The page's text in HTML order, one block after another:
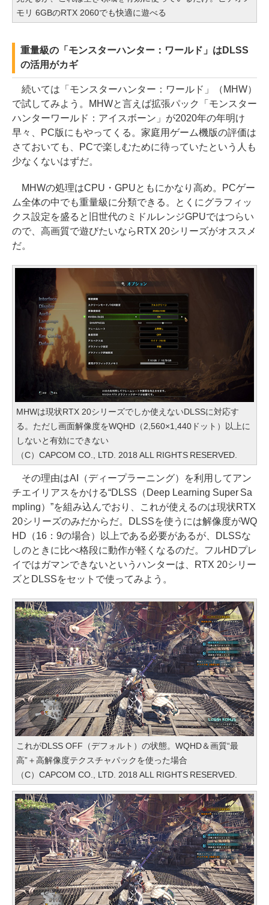
モリ 6GBのRTX 2060でも快適に遊べる
重量級の「モンスターハンター：ワールド」はDLSS
の活用がカギ
続いては「モンスターハンター：ワールド」（MHW）
で試してみよう。MHWと言えば拡張パック「モンスター
ハンターワールド：アイスボーン」が2020年の年明け
早々、PC版にもやってくる。家庭用ゲーム機版の評価は
さておいても、PCで楽しむために待っていたという人も
少なくないはずだ。
MHWの処理はCPU・GPUともにかなり高め。PCゲー
ム全体の中でも重量級に分類できる。とくにグラフィッ
クス設定を盛ると旧世代のミドルレンジGPUではつらい
ので、高画質で遊びたいならRTX 20シリーズがオススメ
だ。
MHWは現状RTX 20シリーズでしか使えないDLSSに対応す
る。ただし画面解像度をWQHD（2,560×1,440ドット）以上に
しないと有効にできない
（C）CAPCOM CO., LTD. 2018 ALL RIGHTS RESERVED.
その理由はAI（ディープラーニング）を利用してアン
チエイリアスをかける“DLSS（Deep Learning Super Sa
mpling）”を組み込んでおり、これが使えるのは現状RTX
20シリーズのみだからだ。DLSSを使うには解像度がWQ
HD（16：9の場合）以上である必要があるが、DLSSな
しのときに比べ格段に動作が軽くなるのだ。フルHDプレ
イではガマンできないというハンターは、RTX 20シリー
ズとDLSSをセットで使ってみよう。
これがDLSS OFF（デフォルト）の状態。WQHD＆画質“最
高”＋高解像度テクスチャパックを使った場合
（C）CAPCOM CO., LTD. 2018 ALL RIGHTS RESERVED.